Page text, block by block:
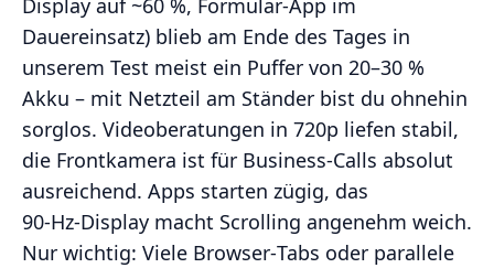
Dauereinsatz) blieb am Ende des Tages in
unserem Test meist ein Puffer von 20–30 %
Akku – mit Netzteil am Ständer bist du ohnehin
sorglos. Videoberatungen in 720p liefen stabil,
die Frontkamera ist für Business‑Calls absolut
ausreichend. Apps starten zügig, das
90‑Hz‑Display macht Scrolling angenehm weich.
Nur wichtig: Viele Browser‑Tabs oder parallele